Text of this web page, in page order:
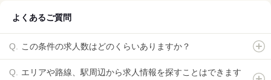
よくあるご質問
この条件の求人数はどのくらいありますか？
エリアや路線、駅周辺から求人情報を探すことはできます